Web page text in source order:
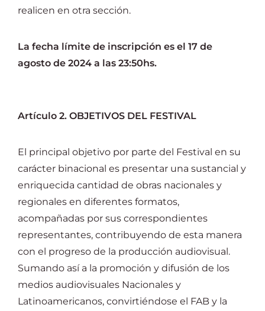
realicen en otra sección.
La fecha límite de inscripción es el 17 de
agosto de 2024 a las 23:50hs.
Artículo 2. OBJETIVOS DEL FESTIVAL
El principal objetivo por parte del Festival en su
carácter binacional es presentar una sustancial y
enriquecida cantidad de obras nacionales y
regionales en diferentes formatos,
acompañadas por sus correspondientes
representantes, contribuyendo de esta manera
con el progreso de la producción audiovisual.
Sumando así a la promoción y difusión de los
medios audiovisuales Nacionales y
Latinoamericanos, convirtiéndose el FAB y la